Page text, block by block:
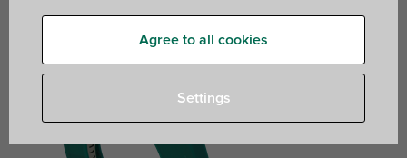
Agree to all cookies
Settings